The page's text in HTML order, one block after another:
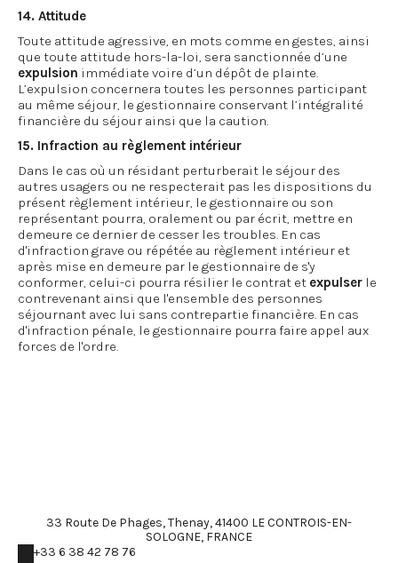
14. Attitude
Toute attitude agressive, en mots comme en gestes, ainsi
que toute attitude hors-la-loi, sera sanctionnée d’une
expulsion immédiate voire d’un dépôt de plainte.
L’expulsion concernera toutes les personnes participant
au même séjour, le gestionnaire conservant l’intégralité
financière du séjour ainsi que la caution.
15. Infraction au règlement intérieur
Dans le cas où un résidant perturberait le séjour des
autres usagers ou ne respecterait pas les dispositions du
présent règlement intérieur, le gestionnaire ou son
représentant pourra, oralement ou par écrit, mettre en
demeure ce dernier de cesser les troubles. En cas
d'infraction grave ou répétée au règlement intérieur et
après mise en demeure par le gestionnaire de s'y
conformer, celui-ci pourra résilier le contrat et expulser le
contrevenant ainsi que l'ensemble des personnes
séjournant avec lui sans contrepartie financière. En cas
d'infraction pénale, le gestionnaire pourra faire appel aux
forces de l'ordre.
33 Route De Phages, Thenay, 41400 LE CONTROIS-EN-
SOLOGNE, FRANCE
+33 6 38 42 78 76